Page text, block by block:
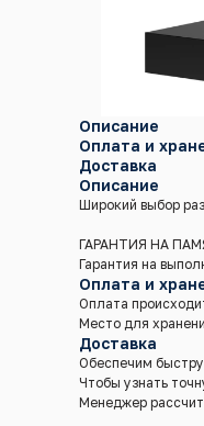
Описание
Оплата и
Доставка
Описание
Широкий выбор
ГАРАНТИЯ НА
Гарантия на
Оплата и
Оплата
Место для
Доставка
Обеспечим
Чтобы узнать
Менеджер